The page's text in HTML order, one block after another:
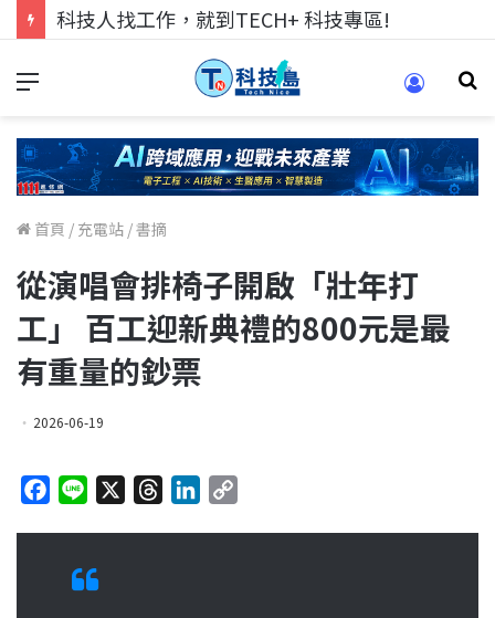
首頁 / 充電站 /書摘
從演唱會排椅子開啟「壯年打
工」 百工迎新典禮的800元是最
有重量的鈔票
2026-06-19
e